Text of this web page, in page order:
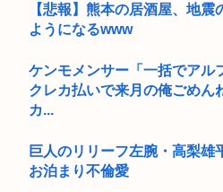
【悲報】熊本の居酒屋、地
ようになるwww
ケンモメンサー「一括でアル
クレカ払いで来月の俺ごめん
カ...
巨人のリリーフ左腕・高梨雄
お泊まり不倫愛